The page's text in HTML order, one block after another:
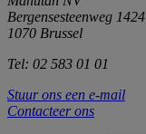
Bergensesteenweg 1424
1070 Brussel
Tel: 02 583 01 01
Stuur ons een e-mail
Contacteer ons